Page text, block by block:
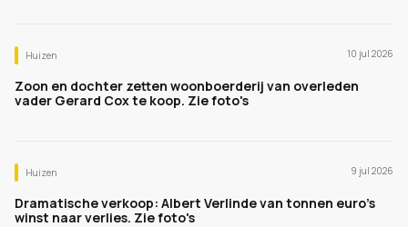
Huizen 10 jul 2026
Zoon en dochter zetten woonboerderij van overleden
vader Gerard Cox te koop. Zie foto's
Huizen 9 jul 2026
Dramatische verkoop: Albert Verlinde van tonnen euro's
winst naar verlies. Zie foto's